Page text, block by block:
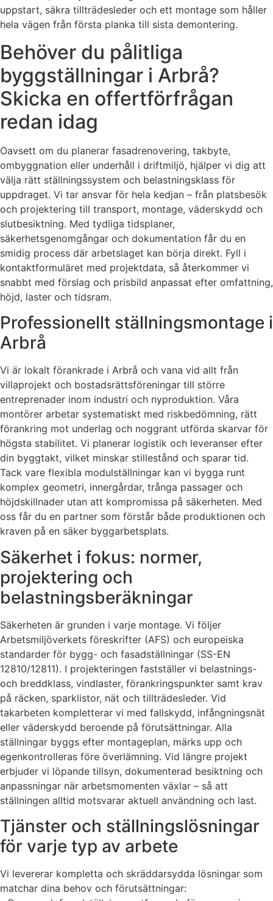
uppstart, säkra tillträdesleder och ett montage som håller
hela vägen från första planka till sista demontering.
Behöver du pålitliga
byggställningar i Arbrå?
Skicka en offertförfrågan
redan idag
Oavsett om du planerar fasadrenovering, takbyte,
ombyggnation eller underhåll i driftmiljö, hjälper vi dig att
välja rätt ställningssystem och belastningsklass för
uppdraget. Vi tar ansvar för hela kedjan – från platsbesök
och projektering till transport, montage, väderskydd och
slutbesiktning. Med tydliga tidsplaner,
säkerhetsgenomgångar och dokumentation får du en
smidig process där arbetslaget kan börja direkt. Fyll i
kontaktformuläret med projektdata, så återkommer vi
snabbt med förslag och prisbild anpassat efter omfattning,
höjd, laster och tidsram.
Professionellt ställningsmontage i
Arbrå
Vi är lokalt förankrade i Arbrå och vana vid allt från
villaprojekt och bostadsrättsföreningar till större
entreprenader inom industri och nyproduktion. Våra
montörer arbetar systematiskt med riskbedömning, rätt
förankring mot underlag och noggrant utförda skarvar för
högsta stabilitet. Vi planerar logistik och leveranser efter
din byggtakt, vilket minskar stillestånd och sparar tid.
Tack vare flexibla modulställningar kan vi bygga runt
komplex geometri, innergårdar, trånga passager och
höjdskillnader utan att kompromissa på säkerheten. Med
oss får du en partner som förstår både produktionen och
kraven på en säker byggarbetsplats.
Säkerhet i fokus: normer,
projektering och
belastningsberäkningar
Säkerheten är grunden i varje montage. Vi följer
Arbetsmiljöverkets föreskrifter (AFS) och europeiska
standarder för bygg- och fasadställningar (SS-EN
12810/12811). I projekteringen fastställer vi belastnings-
och breddklass, vindlaster, förankringspunkter samt krav
på räcken, sparklistor, nät och tillträdesleder. Vid
takarbeten kompletterar vi med fallskydd, infångningsnät
eller väderskydd beroende på förutsättningar. Alla
ställningar byggs efter montageplan, märks upp och
egenkontrolleras före överlämning. Vid längre projekt
erbjuder vi löpande tillsyn, dokumenterad besiktning och
anpassningar när arbetsmomenten växlar – så att
ställningen alltid motsvarar aktuell användning och last.
Tjänster och ställningslösningar
för varje typ av arbete
Vi levererar kompletta och skräddarsydda lösningar som
matchar dina behov och förutsättningar: